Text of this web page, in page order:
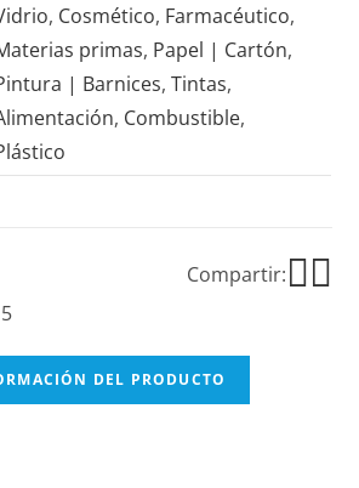
, Cosmético, Farmacéutico,
primas, Papel | Cartón,
| Barnices,Tintas,
, Combustible,
Compartir:
DEL PRODUCTO